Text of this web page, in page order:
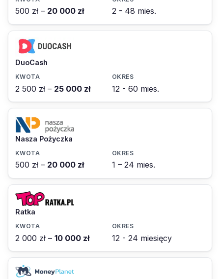
500 zł – 20 000 zł 2 - 48 mies.
DuoCash
2 500 zł – 25 000 zł 12 - 60 mies.
Nasza Pożyczka
500 zł – 20 000 zł 1 – 24 mies.
Ratka
2 000 zł – 10 000 zł 12 - 24 miesięcy